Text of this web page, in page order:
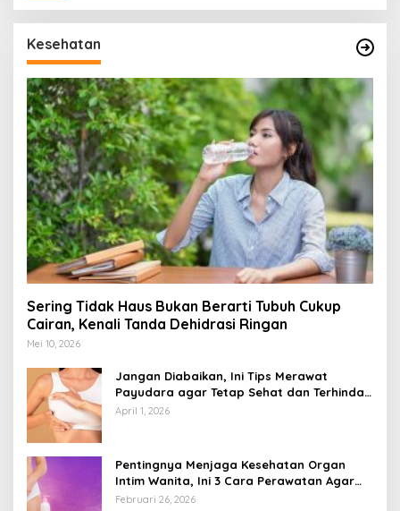
Kesehatan
Sering Tidak Haus Bukan Berarti Tubuh Cukup
Cairan, Kenali Tanda Dehidrasi Ringan
Mei 10, 2026
Jangan Diabaikan, Ini Tips Merawat
Payudara agar Tetap Sehat dan Terhindar
dari Risiko Penyakit
April 1, 2026
Pentingnya Menjaga Kesehatan Organ
Intim Wanita, Ini 3 Cara Perawatan Agar
Tetap Bersih
Februari 26, 2026